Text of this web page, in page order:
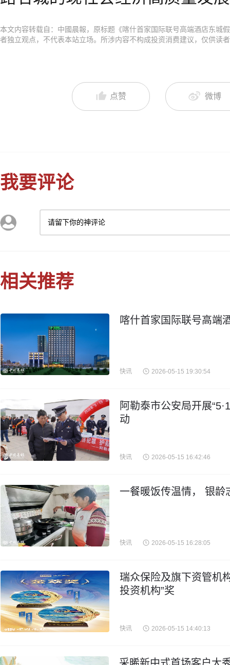
本文内容转载自：中國晨報，原标题《喀什首家国际联号高端酒店东城
者独立观点，不代表本站立场。所涉内容不构成投资消费建议，仅供读
点赞 微博
我要评论
请留下你的神评论
相关推荐
喀什首家国际联号高端
快讯 2026-05-15 19:30:54
阿勒泰市公安局开展
动
快讯 2026-05-15 16:42:46
一餐暖饭传温情， 银龄
快讯 2026-05-15 16:28:05
瑞众保险及旗下资管机
投资机构”奖
快讯 2026-05-15 14:40:13